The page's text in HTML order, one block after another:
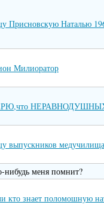
Присновскую Наталью
Милиоратор
выпускников
нибудь меня помнит?
кто знает поломошную